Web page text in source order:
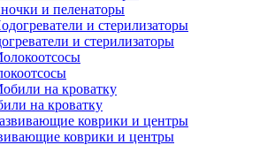
и пеленаторы
и стерилизаторы
на кроватку
коврики и центры